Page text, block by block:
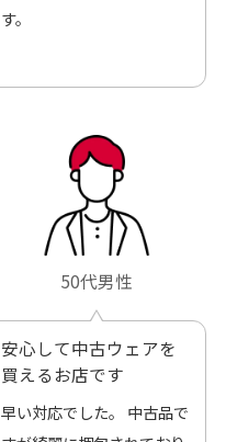
す。
50代男性
安心して中古ウェアを
買えるお店です
早い対応でした。 中古品で